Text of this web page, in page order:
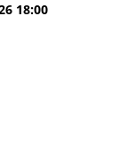
18:00